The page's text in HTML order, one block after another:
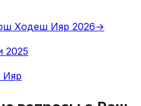
Ходеш Ияр 2026→
2025